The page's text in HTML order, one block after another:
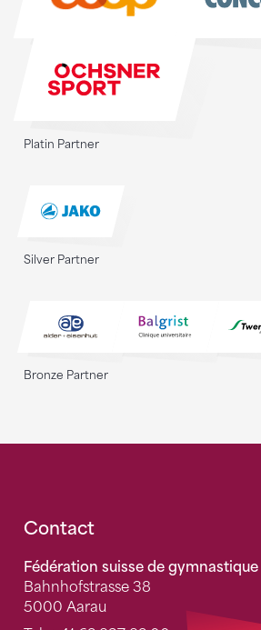
Platin Partner
Silver Partner
Bronze Partner
Fusszeile
Contact
Fédération suisse de gymnastique
Bahnhofstrasse 38
5000 Aarau